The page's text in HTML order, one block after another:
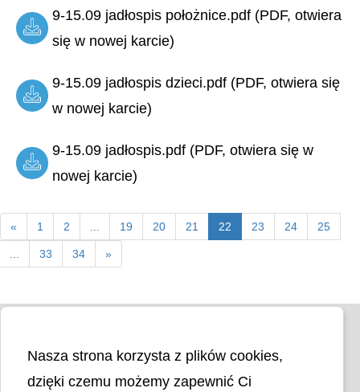
9-15.09 jadłospis położnice.pdf (PDF, otwiera
się w nowej karcie)
9-15.09 jadłospis dzieci.pdf (PDF, otwiera się
w nowej karcie)
9-15.09 jadłospis.pdf (PDF, otwiera się w
nowej karcie)
« 1 2 19 20 21 22 23 24 25
33 34 »
Nasza strona korzysta z plików cookies,
dzięki czemu możemy zapewnić Ci